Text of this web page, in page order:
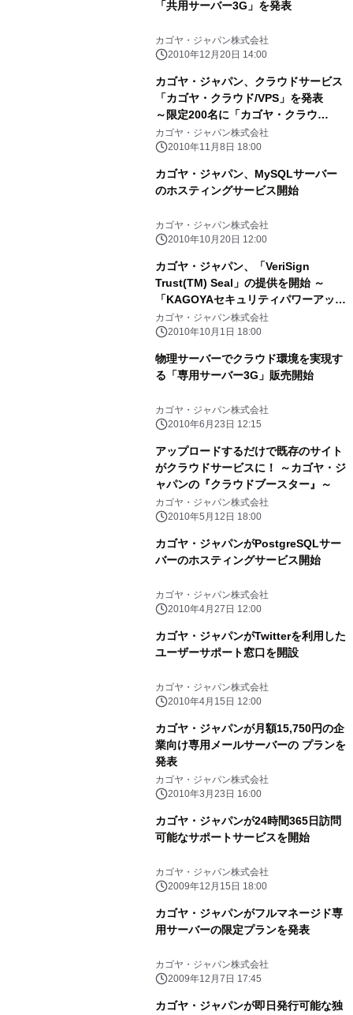
「共用サーバー3G」を発表
カゴヤ・ジャパン株式会社
2010年12月20日 14:00
カゴヤ・ジャパン、クラウドサービス
「カゴヤ・クラウド/VPS」を発表
～限定200名に「カゴヤ・クラウ
ド/VPS」β版を無償提供～
カゴヤ・ジャパン株式会社
2010年11月8日 18:00
カゴヤ・ジャパン、MySQLサーバー
のホスティングサービス開始
カゴヤ・ジャパン株式会社
2010年10月20日 12:00
カゴヤ・ジャパン、「VeriSign
Trust(TM) Seal」の提供を開始 ～
「KAGOYAセキュリティパワーアップ
キャンペーン」にて特別価格販売実施
～
カゴヤ・ジャパン株式会社
2010年10月1日 18:00
物理サーバーでクラウド環境を実現す
る「専用サーバー3G」販売開始
カゴヤ・ジャパン株式会社
2010年6月23日 12:15
アップロードするだけで既存のサイト
がクラウドサービスに！ ～カゴヤ・ジ
ャパンの『クラウドブースター』～
カゴヤ・ジャパン株式会社
2010年5月12日 18:00
カゴヤ・ジャパンがPostgreSQLサー
バーのホスティングサービス開始
カゴヤ・ジャパン株式会社
2010年4月27日 12:00
カゴヤ・ジャパンがTwitterを利用した
ユーザーサポート窓口を開設
カゴヤ・ジャパン株式会社
2010年4月15日 12:00
カゴヤ・ジャパンが月額15,750円の企
業向け専用メールサーバーの プランを
発表
カゴヤ・ジャパン株式会社
2010年3月23日 16:00
カゴヤ・ジャパンが24時間365日訪問
可能なサポートサービスを開始
カゴヤ・ジャパン株式会社
2009年12月15日 18:00
カゴヤ・ジャパンがフルマネージド専
用サーバーの限定プランを発表
カゴヤ・ジャパン株式会社
2009年12月7日 17:45
カゴヤ・ジャパンが即日発行可能な独